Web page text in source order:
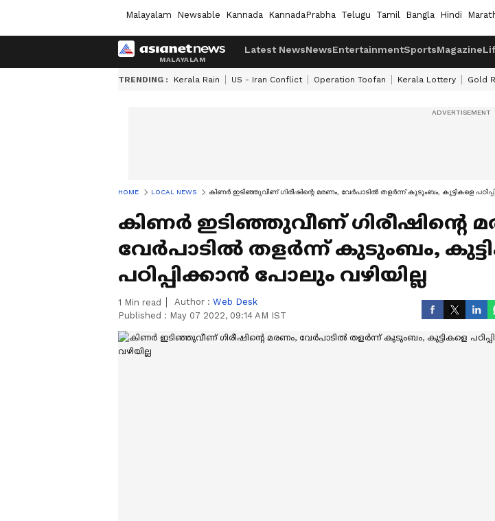
Malayalam Newsable Kannada KannadaPrabha Telugu Tamil Bangla Hindi
Latest NewsNewsEntertainmentSportsMagazine
TRENDING : Kerala Rain US - Iran Conflict Operation Toofan Kerala Lottery Gold
HOME LOCAL NEWS ​കിണ‍ർ ഇടിഞ്ഞുവീണ് ഗിരീഷിന്റെ മരണം, വേര്‍പാടില്‍ തള‍ർന്ന് കുടുംബം, കുട്ടികളെ
​കിണ‍ർ ഇടിഞ്ഞുവീണ് ഗിരീഷിന്റെ
വേര്‍പാടില്‍ തള‍ർന്ന് കുടുംബം,
പഠിപ്പിക്കാൻ പോലും വഴിയില്ല
1 Min read Author : Web Desk
Published : May 07 2022, 09:14 AM IST